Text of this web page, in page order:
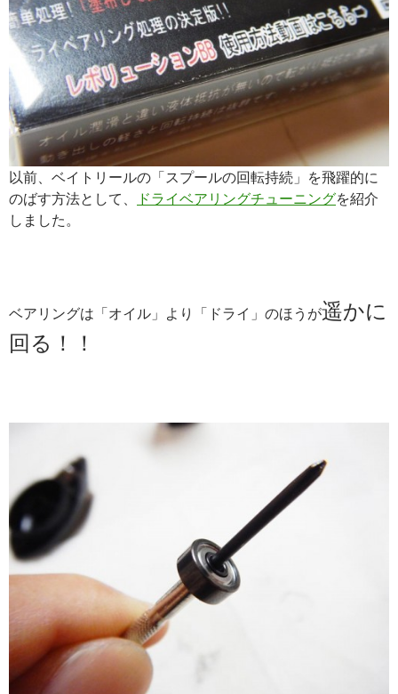
以前、ベイトリールの「スプールの回転持続」を飛躍的に
のばす方法として、
ドライベアリングチューニングを紹介
しました。
ベアリングは「オイル」より「ドライ」のほうが遥かに
回る！！